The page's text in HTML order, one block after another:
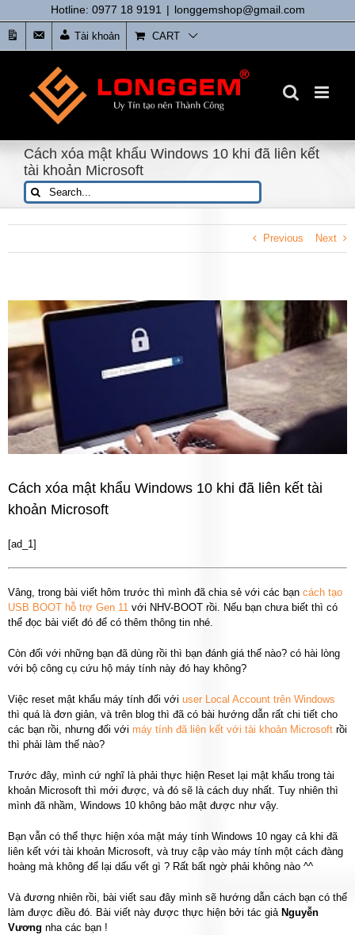
to
content
Hotline: 0977 18 9191 | longgemshop@gmail.com
tức
Liên
Hệ
Tài khoản CART
Cách xóa mật khẩu Windows 10 khi đã liên kết
tài khoản Microsoft
Search
for:
Previous Next
Larger
Cách xóa mật khẩu Windows 10 khi đã liên kết tài
khoản Microsoft
[ad_1]
Vâng, trong bài viết hôm trước thì mình đã chia sẻ với các bạn cách tạo
USB BOOT hỗ trợ Gen 11 với NHV-BOOT rồi. Nếu bạn chưa biết thì có
thể đọc bài viết đó để có thêm thông tin nhé.
Còn đối với những bạn đã dùng rồi thì bạn đánh giá thế nào? có hài lòng
với bộ công cụ cứu hộ máy tính này đó hay không?
Việc reset mật khẩu máy tính đối với user Local Account trên Windows
thì quá là đơn giản, và trên blog thì đã có bài hướng dẫn rất chi tiết cho
các bạn rồi, nhưng đối với máy tính đã liên kết với tài khoản Microsoft rồi
thì phải làm thế nào?
Trước đây, mình cứ nghĩ là phải thực hiện Reset lại mật khẩu trong tài
khoản Microsoft thì mới được, và đó sẽ là cách duy nhất. Tuy nhiên thì
mình đã nhầm, Windows 10 không bảo mật được như vậy.
Bạn vẫn có thể thực hiện xóa mật máy tính Windows 10 ngay cả khi đã
liên kết với tài khoản Microsoft, và truy cập vào máy tính một cách đàng
hoàng mà không để lại dấu vết gì ? Rất bất ngờ phải không nào ^^
Và đương nhiên rồi, bài viết sau đây mình sẽ hướng dẫn cách bạn có thể
làm được điều đó. Bài viết này được thực hiện bởi tác giả Nguyễn
Vương nha các bạn !